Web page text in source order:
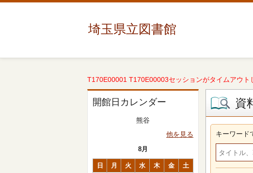
埼玉県立図書館
T170E00001 T170E00003セッションがタイムアウ
開館日カレンダー
熊谷
他を見る
8月
日 月 火 水 木 金 土
資
キーワード